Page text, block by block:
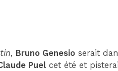
, Bruno Genesio serait
Puel cet été et